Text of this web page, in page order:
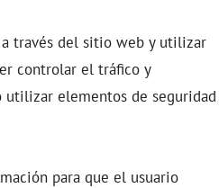
través del sitio web y utilizar
controlar el tráfico y
utilizar elementos de seguridad
para que el usuario